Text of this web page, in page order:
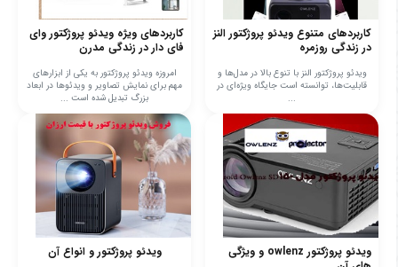
کاربردهای متنوع ویدئو پروژکتور النز
در زندگی روزمره
ویدئو پروژکتور النز با تنوع بالا در مدل‌ها و
قابلیت‌ها، توانسته است جایگاه ویژه‌ای در
...
کاربردهای ویژه ویدئو پروژکتور وای
فای دار در زندگی مدرن
امروزه ویدئو پروژکتور به یکی از ابزارهای
مهم برای نمایش تصاویر و ویدئوها در ابعاد
بزرگ تبدیل شده است ...
ویدئو پروژکتور owlenz و ویژگی
ویدئو پروژکتور و انواع آن